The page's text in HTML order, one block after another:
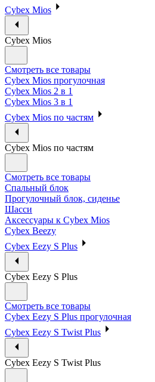
Cybex Mios
Cybex Mios
Смотреть все товары
Cybex Mios прогулочная
Cybex Mios 2 в 1
Cybex Mios 3 в 1
Cybex Mios по частям
Cybex Mios по частям
Смотреть все товары
Спальный блок
Прогулочный блок, сиденье
Шасси
Аксессуары к Cybex Mios
Cybex Beezy
Cybex Eezy S Plus
Cybex Eezy S Plus
Смотреть все товары
Cybex Eezy S Plus прогулочная
Cybex Eezy S Twist Plus
Cybex Eezy S Twist Plus